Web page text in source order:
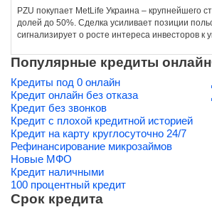
PZU покупает MetLife Украина – крупнейшего
долей до 50%. Сделка усиливает позиции
сигнализирует о росте интереса инвесторов к
Популярные кредиты онлайн
Кредиты под 0 онлайн
Кредит онлайн без отказа
Кредит без звонков
Кредит с плохой кредитной историей
Кредит на карту круглосуточно 24/7
Рефинансирование микрозаймов
Новые МФО
Кредит наличными
100 процентный кредит
Срок кредита